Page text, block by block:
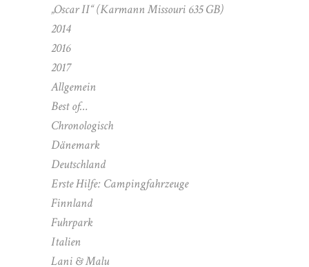
„Oscar II“ (Karmann Missouri 635 GB)
2014
2016
2017
Allgemein
Best of…
Chronologisch
Dänemark
Deutschland
Erste Hilfe: Campingfahrzeuge
Finnland
Fuhrpark
Italien
Lani & Malu